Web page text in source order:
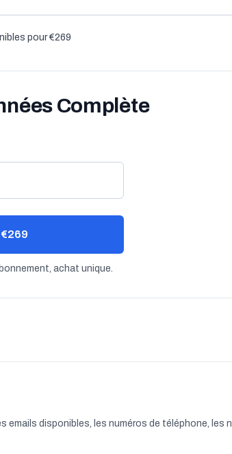
pour €269
Complète
achat unique.
emails disponibles, les numéros de téléphone, les